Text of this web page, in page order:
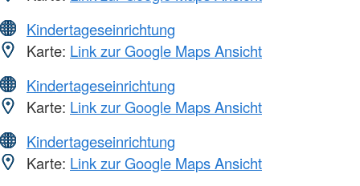
Kindertageseinrichtung
Karte: Link zur Google Maps Ansicht
Kindertageseinrichtung
Karte: Link zur Google Maps Ansicht
Kindertageseinrichtung
Karte: Link zur Google Maps Ansicht